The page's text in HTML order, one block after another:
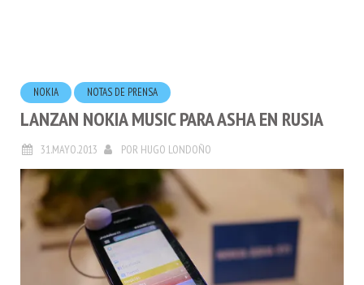
NOKIA NOTAS DE PRENSA
LANZAN NOKIA MUSIC PARA ASHA EN RUSIA
31.MAYO.2013 POR HUGO LONDOÑO